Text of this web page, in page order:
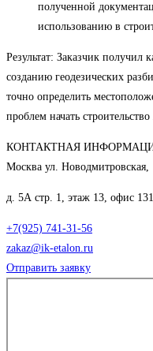
полученной
использованию в
Результат: Заказчик получил
созданию геодезических
точно определить
проблем начать
КОНТАКТНАЯ
Москва ул. Новодмитровская,
д. 5А стр. 1, этаж 13, офис
+7(925) 741-31-56
zakaz@ik-etalon.ru
Отправить заявку